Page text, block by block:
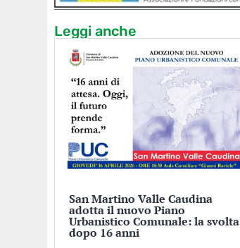
Leggi anche
San Martino Valle Caudina
adotta il nuovo Piano
Urbanistico Comunale: la svolta
dopo 16 anni